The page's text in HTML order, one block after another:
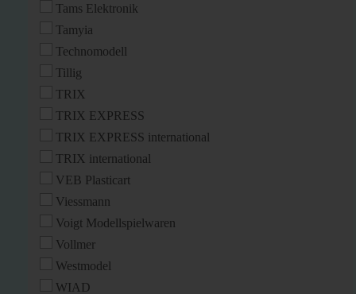
Tams Elektronik
Tamyia
Technomodell
Tillig
TRIX
TRIX EXPRESS
TRIX EXPRESS international
TRIX international
VEB Plasticart
Viessmann
Voigt Modellspielwaren
Vollmer
Westmodel
WIAD